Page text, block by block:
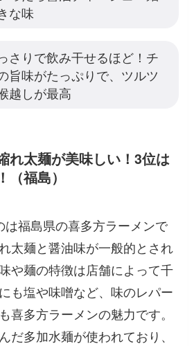
な味
さりで飲み干せるほど！チ
旨味がたっぷりで、ツルツ
越しが最高
れ太麺が美味しい！3位は
福島）
は福島県の喜多方ラーメンで
太麺と醤油味が一般的とされ
や麺の特徴は店舗によって千
も塩や味噌など、味のレパー
喜多方ラーメンの魅力です。
だ多加水麺が使われており、